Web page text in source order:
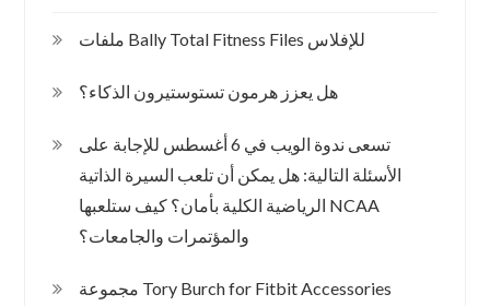
ملفات Bally Total Fitness Files للإفلاس
هل يعزز هرمون تستوستيرون الذكاء؟
تسعى ندوة الويب في 6 أغسطس للإجابة على
الأسئلة التالية: هل يمكن أن تلعب السيرة الذاتية
الرياضية الكلية بأمان؟ كيف ستلعبها NCAA
والمؤتمرات والجامعات؟
مجموعة Tory Burch for Fitbit Accessories